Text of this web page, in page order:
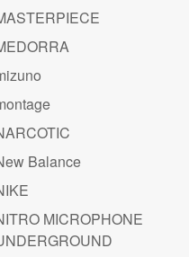
Balance
MICROPHONE